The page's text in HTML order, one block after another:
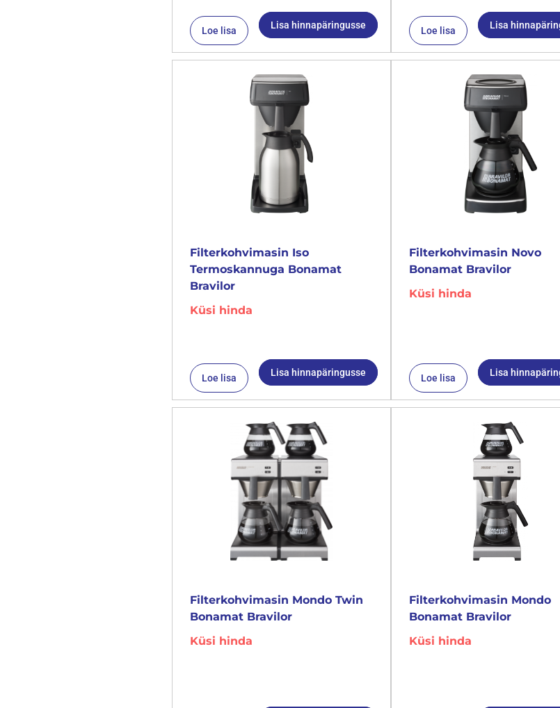
Loe lisa Lisa hinnapäringusse Loe lisa Lisa
Filterkohvimasin Iso
Termoskannuga Bonamat
Bravilor
Küsi hinda
Loe lisa Lisa hinnapäringusse
Filterkohvimasin Novo
Bonamat Bravilor
Küsi hinda
Loe lisa Lisa
Filterkohvimasin Mondo Twin
Bonamat Bravilor
Küsi hinda
Filterkohvimasin Mondo
Bonamat Bravilor
Küsi hinda